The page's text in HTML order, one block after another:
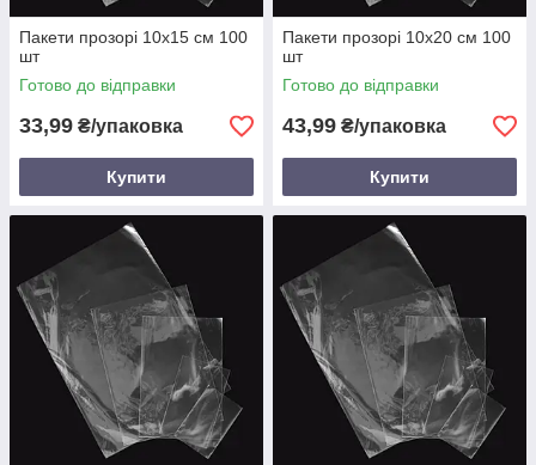
Пакети прозорі 10х15 см 100
шт
Готово до відправки
33,99 ₴/упаковка
Купити
Пакети прозорі 10х20 см 100
шт
Готово до відправки
43,99 ₴/упаковка
Купити